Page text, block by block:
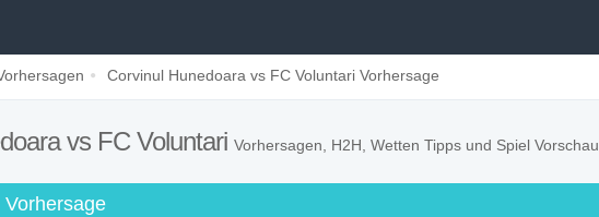
Corvinul Hunedoara vs FC Voluntari Vorhersage
vs FC Voluntari Vorhersagen, H2H, Wetten Tipps und Spiel Vorschau